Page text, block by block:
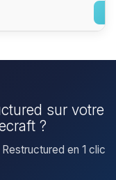
sur votre
?
en 1 clic